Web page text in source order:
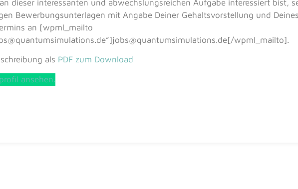
dieser interessanten und abwechslungsreichen Aufgabe interessiert bist,
Bewerbungsunterlagen mit Angabe Deiner Gehaltsvorstellung und
an [wpml_mailto
wpml_mailto].
als PDF zum Download
ansehen.